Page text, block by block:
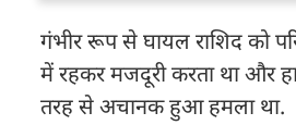
गंभीर रूप से घायल राशिद को
में रहकर मजदूरी करता था और
तरह से अचानक हुआ हमला था.